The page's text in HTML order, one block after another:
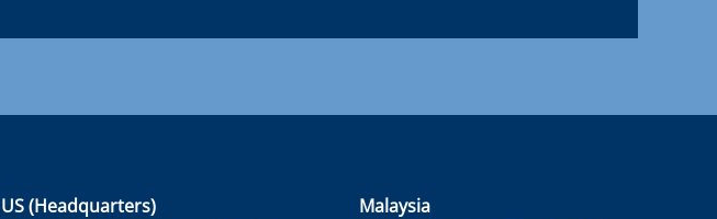
US (Headquarters)
Malaysia